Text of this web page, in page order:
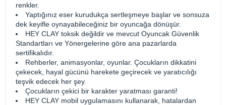
renkler.
Yaptığınız eser kurudukça sertleşmeye başlar ve sonsuza
dek keyifle oynayabileceğiniz bir oyuncağa dönüşür.
HEY CLAY toksik değildir ve mevcut Oyuncak Güvenlik
Standartları ve Yönergelerine göre ana pazarlarda
sertifikalıdır.
Rehberler, animasyonlar, oyunlar. Çocukların dikkatini
çekecek, hayal gücünü harekete geçirecek ve yaratıcılığı
teşvik edecek her şey.
Çocukların çekici bir karakter yaratması garanti!
HEY CLAY mobil uygulamasını kullanarak, hatalardan